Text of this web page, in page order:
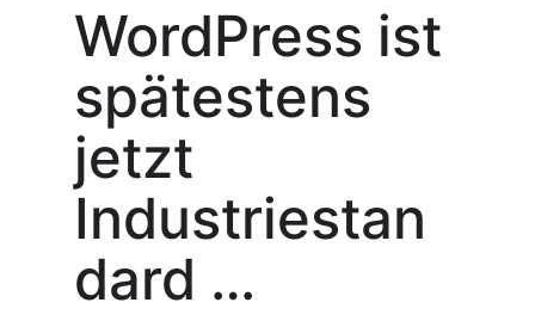
WordPress ist
spätestens
jetzt
Industriestan
dard …